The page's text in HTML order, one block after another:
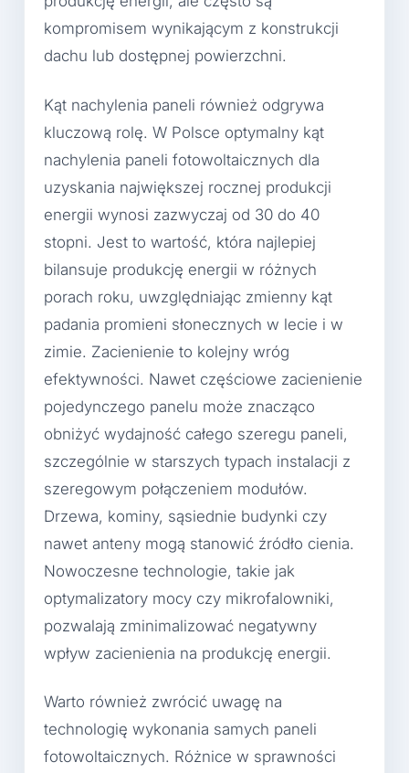
kompromisem wynikającym z konstrukcji
dachu lub dostępnej powierzchni.
Kąt nachylenia paneli również odgrywa
kluczową rolę. W Polsce optymalny kąt
nachylenia paneli fotowoltaicznych dla
uzyskania największej rocznej produkcji
energii wynosi zazwyczaj od 30 do 40
stopni. Jest to wartość, która najlepiej
bilansuje produkcję energii w różnych
porach roku, uwzględniając zmienny kąt
padania promieni słonecznych w lecie i w
zimie. Zacienienie to kolejny wróg
efektywności. Nawet częściowe zacienienie
pojedynczego panelu może znacząco
obniżyć wydajność całego szeregu paneli,
szczególnie w starszych typach instalacji z
szeregowym połączeniem modułów.
Drzewa, kominy, sąsiednie budynki czy
nawet anteny mogą stanowić źródło cienia.
Nowoczesne technologie, takie jak
optymalizatory mocy czy mikrofalowniki,
pozwalają zminimalizować negatywny
wpływ zacienienia na produkcję energii.
Warto również zwrócić uwagę na
technologię wykonania samych paneli
fotowoltaicznych. Różnice w sprawności